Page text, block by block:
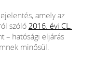
amely az
szóló2016. évi CL.
– hatósági eljárás
minősül.